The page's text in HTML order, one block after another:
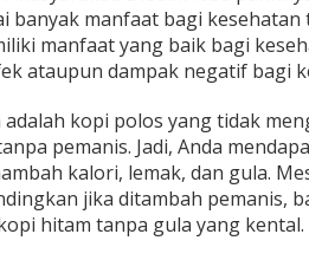
banyak manfaat bagi kesehatan
manfaat yang baik bagi
ataupun dampak negatif bagi
adalah kopi polos yang tidak
pemanis. Jadi, Anda
kalori, lemak, dan gula.
jika ditambah pemanis,
hitam tanpa gula yang kental.